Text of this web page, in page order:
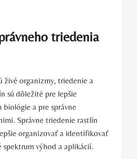
triedenia
živé organizmy, triedenie a
sú dôležité pre lepšie
biológie a pre správne
Správne triedenie rastlín
organizovať a identifikovať
spektrum výhod a aplikácií.